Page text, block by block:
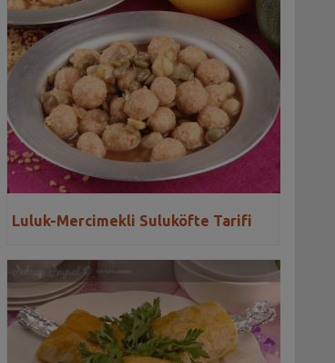
Luluk-Mercimekli Suluköfte Tarifi